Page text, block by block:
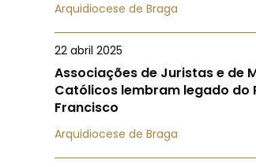
Arquidiocese de Braga
22 abril 2025
Associações de Juristas e de
Católicos lembram legado do
Francisco
Arquidiocese de Braga